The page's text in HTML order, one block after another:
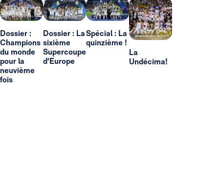
Dossier :
Champions
du monde
pour la
neuvième
fois
Dossier : La
sixième
Supercoupe
d'Europe
Spécial : La
quinzième !
La
Undécima!